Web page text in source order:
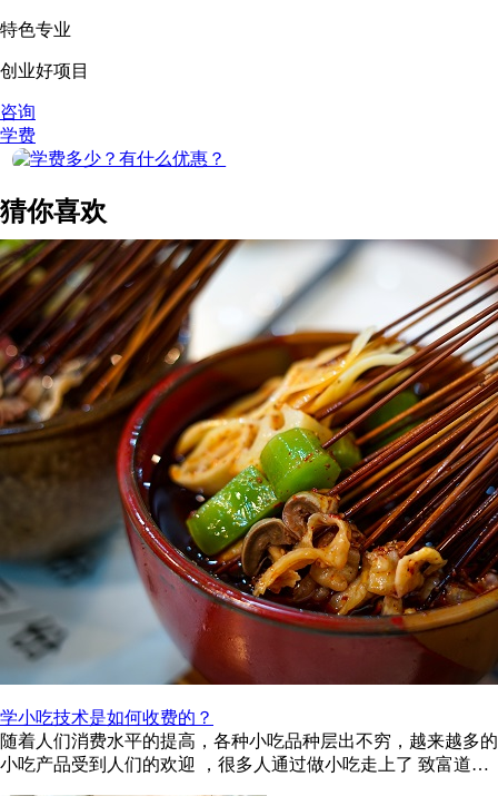
特色专业
创业好项目
咨询
学费
猜你喜欢
学小吃技术是如何收费的？
随着人们消费水平的提高，各种小吃品种层出不穷，越来越多的
小吃产品受到人们的欢迎 ，很多人通过做小吃走上了 致富道路